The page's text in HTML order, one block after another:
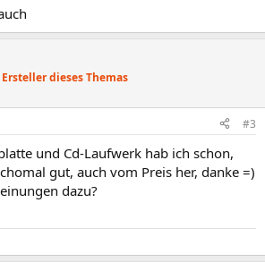
Ersteller dieses Themas
#3
und Cd-Laufwerk hab ich schon,
gut, auch vom Preis her, danke =)
dazu?